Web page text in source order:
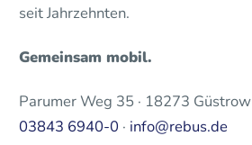
seit Jahrzehnten.
Gemeinsam mobil.
Parumer Weg 35 · 18273 Güstrow
03843 6940-0 · info@rebus.de